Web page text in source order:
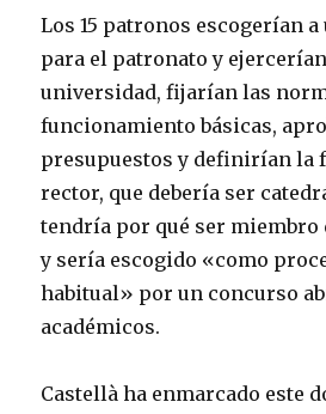
Los 15 patronos escogerían
para el patronato y
universidad, fijarían las
funcionamiento básicas,
presupuestos y definirían la
rector, que debería ser
tendría por qué ser miembro
y sería escogido «como
habitual» por un concurso
académicos.
Castellà ha enmarcado este